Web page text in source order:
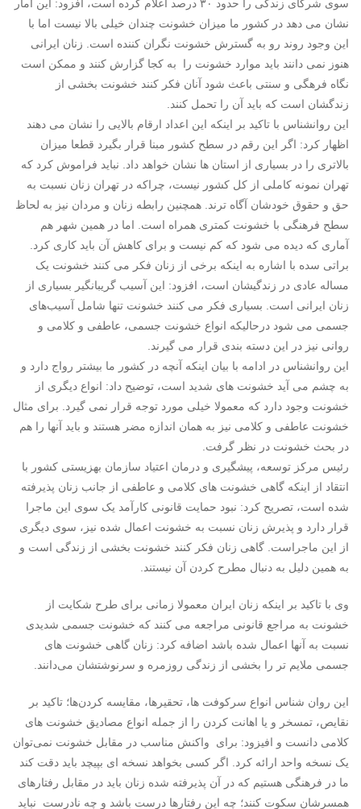
سوی شرکای زندگی را حدود ۳۰ درصد اعلام کرده است، افزود: این آمار
نشان می دهد در کشور ما میزان خشونت چندان خیلی بالا نیست اما با
این وجود روند رو به گسترش خشونت نگران کننده است. زنان ایرانی
هنوز نمی دانند باید موارد خشونت را به کجا گزارش کنند و ممکن است
نگاه فرهگی و سنتی باعث شود آنان فکر کنند خشونت بخشی از
زندگشان است که باید آن را تحمل کنند.
این روانشناس با تاکید بر اینکه این اعداد ارقام بالایی را نشان می دهند
اظهار کرد: اگر این رقم در سطح کشور مبنا قرار بگیرد قطعا میزان
بالاتری را در بسیاری از استان ها نشان خواهد داد. نباید فراموش کرد که
تهران نمونه کاملی از کل کشور نیست، چراکه در تهران زنان نسبت به
حق و حقوق خودشان آگاه ترند. همچنین رابطه زنان و مردان نیز به لحاظ
سطح فرهنگی با خشونت کمتری همراه است. اما در همین شهر هم
آماری که دیده می شود که کم نیست و برای کاهش آن باید کاری کرد.
براتی سده با اشاره به اینکه برخی از زنان فکر می کنند خشونت یک
مساله عادی در زندگیشان است، افزود: این آسیب گریبانگیر بسیاری از
زنان ایرانی است. بسیاری فکر می کنند خشونت تنها شامل آسیب‌های
جسمی می شود درحالیکه انواع خشونت جسمی، عاطفی و کلامی و
روانی نیز در این دسته بندی قرار می گیرند.
این روانشناس در ادامه با بیان اینکه آنچه در کشور ما بیشتر رواج دارد و
به چشم می آید خشونت های شدید است، توضیح داد: انواع دیگری از
خشونت وجود دارد که معمولا خیلی مورد توجه قرار نمی گیرد. برای مثال
خشونت عاطفی و کلامی نیز به همان اندازه مضر هستند و باید آنها را هم
در بحث خشونت در نظر گرفت.
رئیس مرکز توسعه، پیشگیری و درمان اعتیاد سازمان بهزیستی کشور با
انتقاد از اینکه گاهی خشونت های کلامی و عاطفی از جانب زنان پذیرفته
شده است، تصریح کرد: نبود حمایت قانونی کارآمد یک سوی این ماجرا
قرار دارد و پذیرش زنان نسبت به خشونت اعمال شده نیز، سوی دیگری
از این ماجراست. گاهی زنان فکر کنند خشونت بخشی از زندگی است و
به همین دلیل به دنبال مطرح کردن آن نیستند.
وی با تاکید بر اینکه زنان ایران معمولا زمانی برای طرح شکایت از
خشونت به مراجع قانونی مراجعه می کنند که خشونت جسمی شدیدی
نسبت به آنها اعمال شده باشد اضافه کرد: زنان گاهی خشونت های
جسمی ملایم تر را بخشی از زندگی روزمره و سرنوشتشان می‌دانند.
این روان شناس انواع سرکوفت ها، تحقیرها، مقایسه کردن‌ها؛ تاکید بر
نقایص، تمسخر و یا اهانت کردن را از جمله انواع مصادیق خشونت های
کلامی دانست و افیزود: برای واکنش مناسب در مقابل خشونت نمی‌توان
یک نسخه واحد ارائه کرد. اگر کسی بخواهد نسخه ای بپیچد باید دقت کند
ما در فرهنگی هستیم که در آن پذیرفته شده زنان باید در مقابل رفتارهای
همسرشان سکوت کنند؛ چه این رفتارها درست باشد و چه نادرست نباید